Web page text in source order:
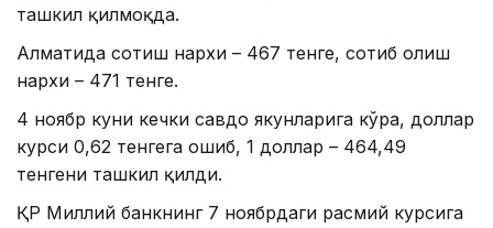
ташкил қилмоқда.
Алматида сотиш нархи – 467 тенге, сотиб олиш
нархи – 471 тенге.
4 ноябр куни кечки савдо якунларига кўра, доллар
курси 0,62 тенгега ошиб, 1 доллар – 464,49
тенгени ташкил қилди.
ҚР Миллий банкнинг 7 ноябрдаги расмий курсига